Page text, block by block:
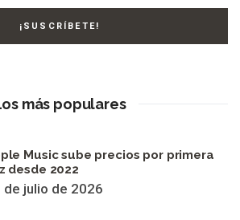
más populares
Music sube precios por primera
desde 2022
de julio de 2026